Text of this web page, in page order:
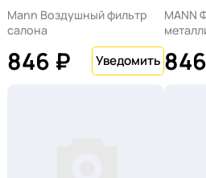
Mann Воздушный фильтр
салона
846 ₽
MANN